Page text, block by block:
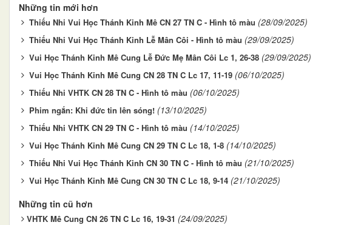
Những tin mới hơn
Thiếu Nhi Vui Học Thánh Kinh Mê CN 27 TN C - Hình tô màu (28/09/2025)
Thiếu Nhi Vui Học Thánh Kinh Lễ Mân Côi - Hình tô màu (29/09/2025)
Vui Học Thánh Kinh Mê Cung Lễ Đức Mẹ Mân Côi Lc 1, 26-38 (29/09/2025)
Vui Học Thánh Kinh Mê Cung CN 28 TN C Lc 17, 11-19 (06/10/2025)
Thiếu Nhi VHTK CN 28 TN C - Hình tô màu (06/10/2025)
Phim ngắn: Khi đức tin lên sóng! (13/10/2025)
Thiếu Nhi VHTK CN 29 TN C - Hình tô màu (14/10/2025)
Vui Học Thánh Kinh Mê Cung CN 29 TN C Lc 18, 1-8 (14/10/2025)
Thiếu Nhi Vui Học Thánh Kinh CN 30 TN C - Hình tô màu (21/10/2025)
Vui Học Thánh Kinh Mê Cung CN 30 TN C Lc 18, 9-14 (21/10/2025)
Những tin cũ hơn
​​​​​​​VHTK Mê Cung CN 26 TN C Lc 16, 19-31 (24/09/2025)